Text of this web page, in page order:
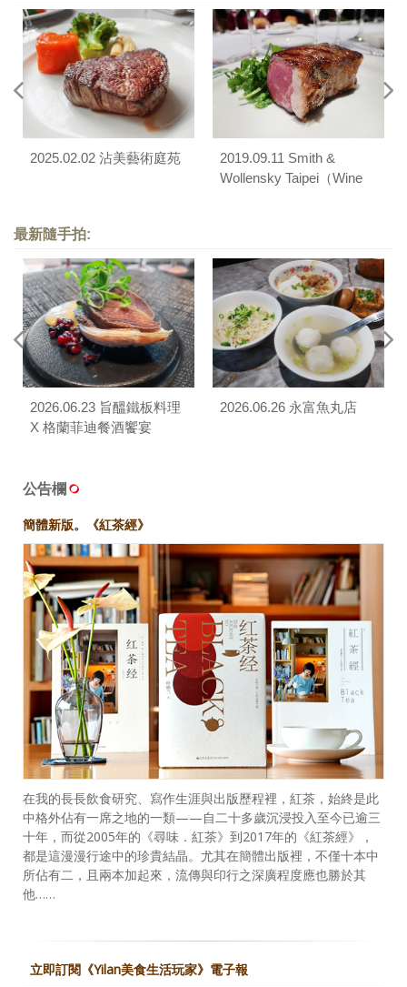
2025.02.02 沾美藝術庭苑
2019.09.11 Smith &
Wollensky Taipei（Wine
最新隨手拍:
2026.06.23 旨醞鐵板料理
X 格蘭菲迪餐酒饗宴
2026.06.26 永富魚丸店
公告欄
簡體新版。《紅茶經》
在我的長長飲食研究、寫作生涯與出版歷程裡，紅茶，始終是此
中格外佔有一席之地的一類——自二十多歲沉浸投入至今已逾三
十年，而從2005年的《尋味．紅茶》到2017年的《紅茶經》，
都是這漫漫行途中的珍貴結晶。尤其在簡體出版裡，不僅十本中
所佔有二，且兩本加起來，流傳與印行之深廣程度應也勝於其
他……
立即訂閱《Yilan美食生活玩家》電子報